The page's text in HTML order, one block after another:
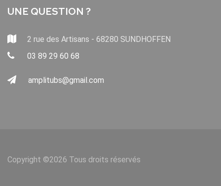
UNE QUESTION ?
2 rue des Artisans - 68280 SUNDHOFFEN
03 89 29 60 68
amplitubs@gmail.com
Copyright ©2026 Tous droits réservés